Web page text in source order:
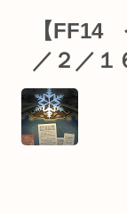
【FF14
／２／１